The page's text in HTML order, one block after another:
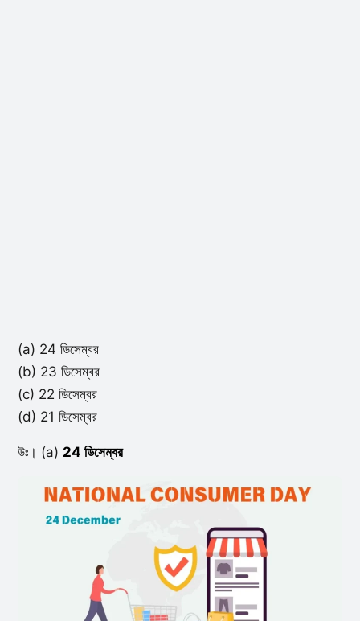
(a) 24 ডিসেম্বর
(b) 23 ডিসেম্বর
(c) 22 ডিসেম্বর
(d) 21 ডিসেম্বর
উঃ। (a) 24 ডিসেম্বর